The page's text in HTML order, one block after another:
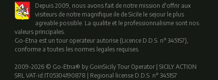
Depuis 2009, nous avons fait de notre mission d'offrir aux
visiteurs de notre magnifique ile de Sicile le sejour le plus
agreable possible. La qualite et le professionnalisme sont nos
valeurs principales.
Go-Etna est un tour operateur autorise (Licence D.D.S. n° 3451S7),
conforme a toutes les normes legales requises.
2009-2026 © Go-Etna® by GoinSicily Tour Operator | SICILY ACTION
SRL VAT-id:IT05304190878 | Regional license D.D.S. n° 3451S7